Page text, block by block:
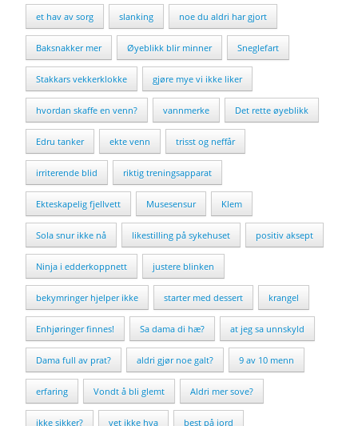
et hav av sorg slanking noe du aldri har gjort
Baksnakker mer Øyeblikk blir minner Sneglefart
Stakkars vekkerklokke gjøre mye vi ikke liker
hvordan skaffe en venn? vannmerke Det rette øyeblikk
Edru tanker ekte venn trisst og neffår
irriterende blid riktig treningsapparat
Ekteskapelig fjellvett Musesensur Klem
Sola snur ikke nå likestilling på sykehuset positiv aksept
Ninja i edderkoppnett justere blinken
bekymringer hjelper ikke starter med dessert krangel
Enhjøringer finnes! Sa dama di hæ? at jeg sa unnskyld
Dama full av prat? aldri gjør noe galt? 9 av 10 menn
erfaring Vondt å bli glemt Aldri mer sove?
ikke sikker? vet ikke hva best på jord